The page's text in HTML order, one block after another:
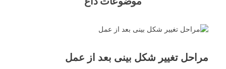
مراحل تغییر شکل بینی بعد از عمل